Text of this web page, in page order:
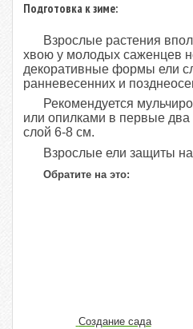
Подготовка к зиме:
Взрослые растения
хвою у молодых саженцев
декоративные формы ели
ранневесенних и
Рекомендуется
или опилками в первые два
слой 6-8 см.
Взрослые ели защиты
Обратите на это:
Создание сада